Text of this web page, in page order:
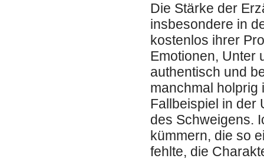
Die Stärke der
insbesondere in
kostenlos ihrer
Emotionen, Unter
authentisch und
manchmal holprig
Fallbeispiel in der
des Schweigens.
kümmern, die so
fehlte, die